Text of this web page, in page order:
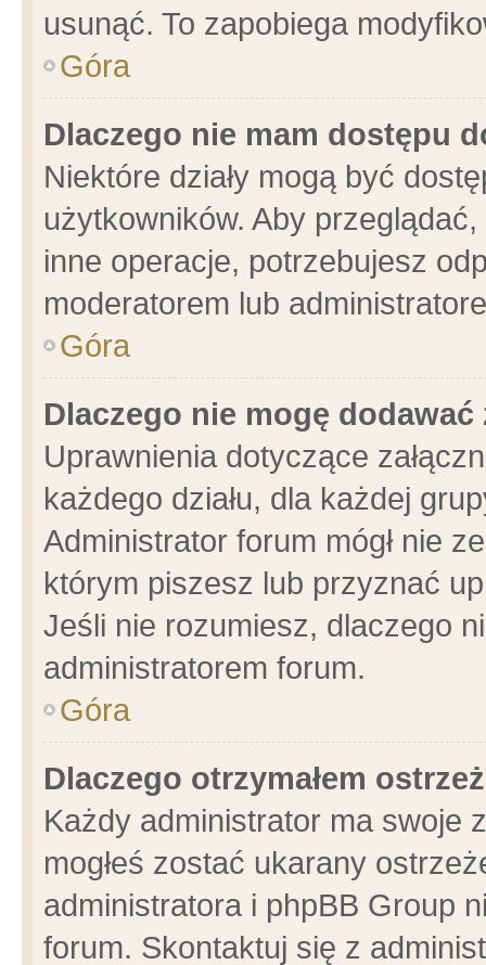
usunąć. To zapobiega
Góra
Dlaczego nie mam dostępu
Niektóre działy mogą być
użytkowników. Aby
inne operacje, potrzebujesz
moderatorem lub
Góra
Dlaczego nie mogę dodawać
Uprawnienia dotyczące
każdego działu, dla każdej
Administrator forum mógł nie
którym piszesz lub przyznać
Jeśli nie rozumiesz, dlaczego
administratorem forum.
Góra
Dlaczego otrzymałem
Każdy administrator ma swoje
mogłeś zostać ukarany
administratora i phpBB Group
forum. Skontaktuj się z